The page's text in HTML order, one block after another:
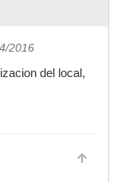
2016
del local,